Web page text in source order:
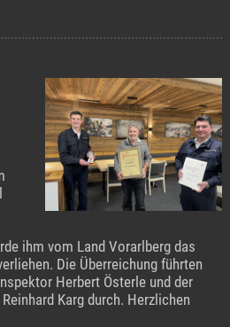
ihm vom Land Vorarlberg das
Die Überreichung führten
Herbert Österle und der
Karg durch. Herzlichen